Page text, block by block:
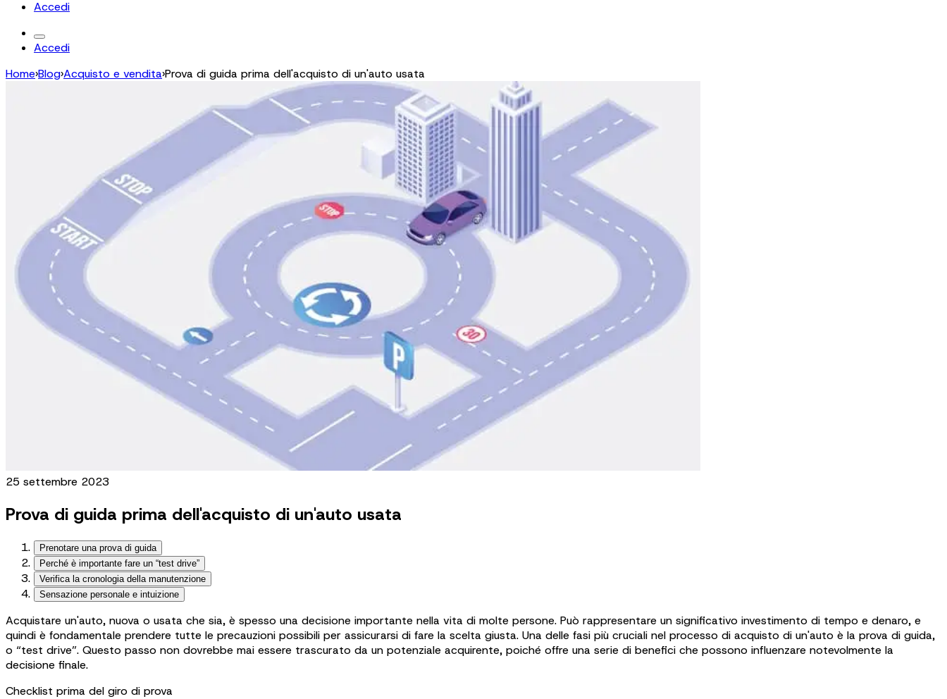
Accedi
Accedi
Home›Blog›Acquisto e vendita›Prova di guida prima dell'acquisto di un'auto usata
25 settembre 2023
Prova di guida prima dell'acquisto di un'auto usata
Prenotare una prova di guida
Perché è importante fare un “test drive”
Verifica la cronologia della manutenzione
Sensazione personale e intuizione
Acquistare un'auto, nuova o usata che sia, è spesso una decisione importante nella vita di molte persone. Può rappresentare un significativo investimento di tempo e denaro, e
quindi è fondamentale prendere tutte le precauzioni possibili per assicurarsi di fare la scelta giusta. Una delle fasi più cruciali nel processo di acquisto di un'auto è la prova di guida,
o “test drive”. Questo passo non dovrebbe mai essere trascurato da un potenziale acquirente, poiché offre una serie di benefici che possono influenzare notevolmente la
decisione finale.
Checklist prima del giro di prova